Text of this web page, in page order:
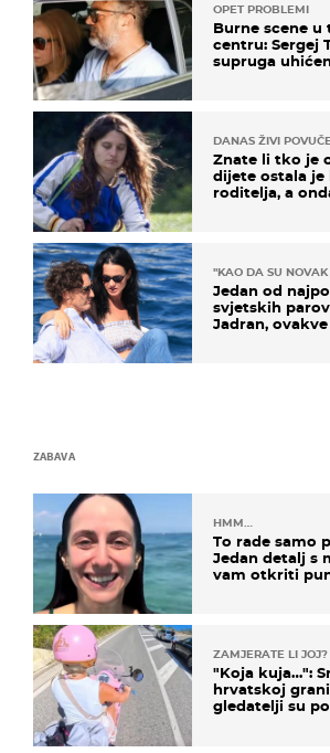
OPET PROBLEMI
Burne scene
centru: Sergej
supruga
DANAS ŽIVI
Znate li tko je
dijete ostala je
roditelja, a
"KAO DA SU
Jedan od
svjetskih
Jadran,
ZABAVA
HMM…
To rade samo
Jedan detalj s
vam otkriti
ZAMJERATE LI JOJ?
"Koja kuja…":
hrvatskoj
gledatelji su